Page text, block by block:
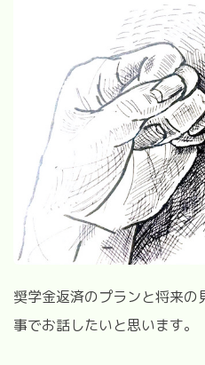
奨学金返済のプランと将来
事でお話したいと思います。